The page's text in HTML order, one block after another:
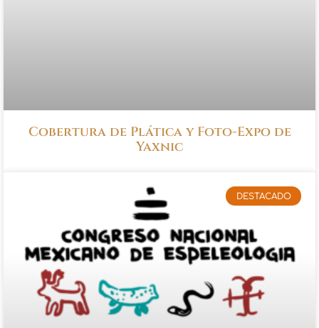
Cobertura de Plática y Foto-Expo de
Yaxnic
DESTACADO